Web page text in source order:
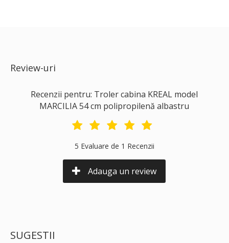
Review-uri
Recenzii pentru: Troler cabina KREAL model
MARCILIA 54 cm polipropilenă albastru
5 Evaluare de 1 Recenzii
Adauga un review
SUGESTII